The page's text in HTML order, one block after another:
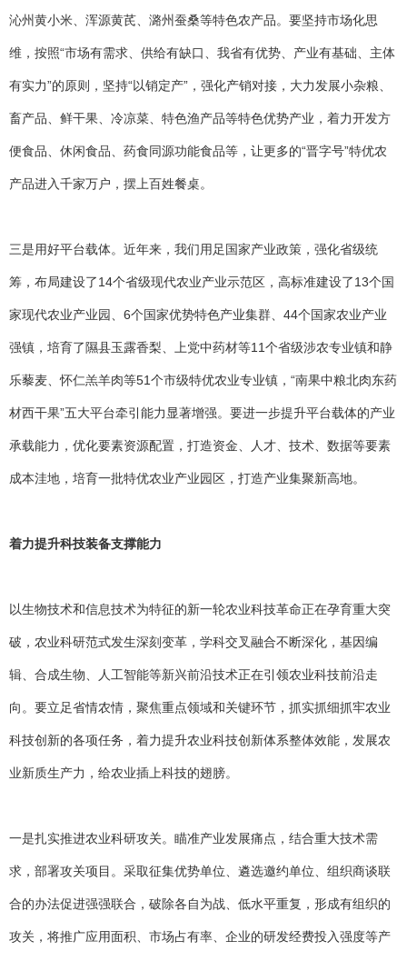
沁州黄小米、浑源黄芪、潞州蚕桑等特色农产品。要坚持市场化思
维，按照“市场有需求、供给有缺口、我省有优势、产业有基础、主体
有实力”的原则，坚持“以销定产”，强化产销对接，大力发展小杂粮、
畜产品、鲜干果、冷凉菜、特色渔产品等特色优势产业，着力开发方
便食品、休闲食品、药食同源功能食品等，让更多的“晋字号”特优农
产品进入千家万户，摆上百姓餐桌。
三是用好平台载体。近年来，我们用足国家产业政策，强化省级统
筹，布局建设了14个省级现代农业产业示范区，高标准建设了13个国
家现代农业产业园、6个国家优势特色产业集群、44个国家农业产业
强镇，培育了隰县玉露香梨、上党中药材等11个省级涉农专业镇和静
乐藜麦、怀仁羔羊肉等51个市级特优农业专业镇，“南果中粮北肉东药
材西干果”五大平台牵引能力显著增强。要进一步提升平台载体的产业
承载能力，优化要素资源配置，打造资金、人才、技术、数据等要素
成本洼地，培育一批特优农业产业园区，打造产业集聚新高地。
着力提升科技装备支撑能力
以生物技术和信息技术为特征的新一轮农业科技革命正在孕育重大突
破，农业科研范式发生深刻变革，学科交叉融合不断深化，基因编
辑、合成生物、人工智能等新兴前沿技术正在引领农业科技前沿走
向。要立足省情农情，聚焦重点领域和关键环节，抓实抓细抓牢农业
科技创新的各项任务，着力提升农业科技创新体系整体效能，发展农
业新质生产力，给农业插上科技的翅膀。
一是扎实推进农业科研攻关。瞄准产业发展痛点，结合重大技术需
求，部署攻关项目。采取征集优势单位、遴选邀约单位、组织商谈联
合的办法促进强强联合，破除各自为战、低水平重复，形成有组织的
攻关，将推广应用面积、市场占有率、企业的研发经费投入强度等产